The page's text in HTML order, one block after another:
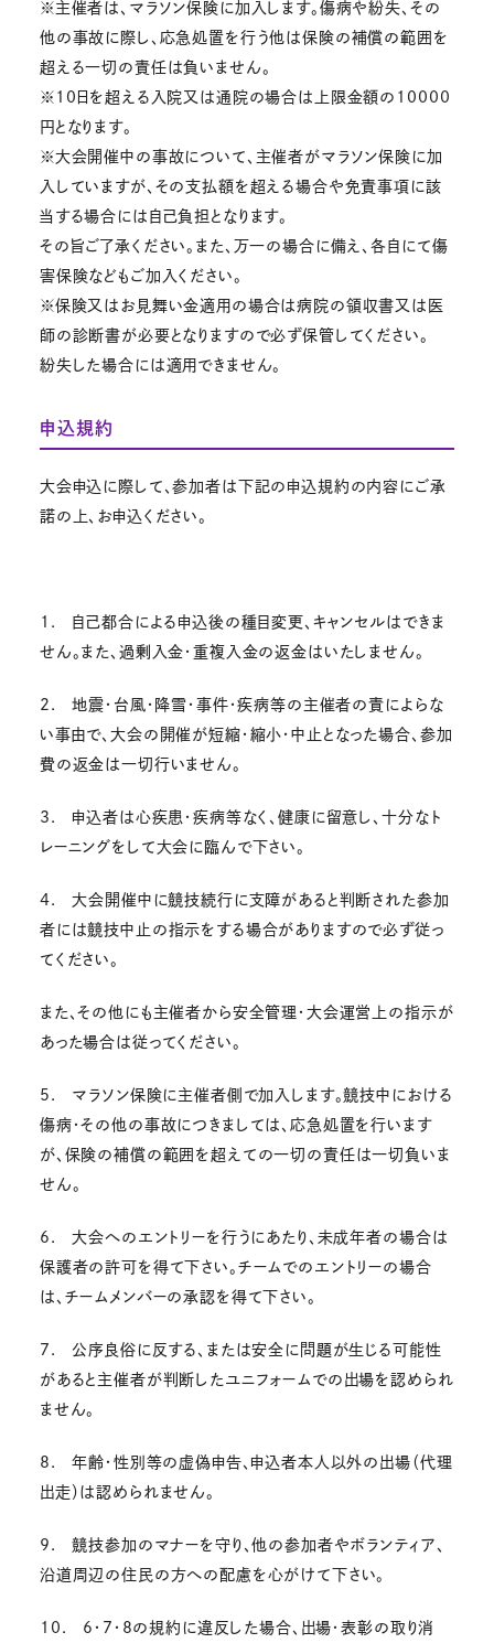
※主催者は、マラソン保険に加入します。傷病や紛失、その
他の事故に際し、応急処置を行う他は保険の補償の範囲を
超える一切の責任は負いません。
※10日を超える入院又は通院の場合は上限金額の10000
円となります。
※大会開催中の事故について、主催者がマラソン保険に加
入していますが、その支払額を超える場合や免責事項に該
当する場合には自己負担となります。
その旨ご了承ください。また、万一の場合に備え、各自にて傷
害保険などもご加入ください。
※保険又はお見舞い金適用の場合は病院の領収書又は医
師の診断書が必要となりますので必ず保管してください。
紛失した場合には適用できません。
申込規約
大会申込に際して、参加者は下記の申込規約の内容にご承
諾の上、お申込ください。
1. 自己都合による申込後の種目変更、キャンセルはできま
せん。また、過剰入金・重複入金の返金はいたしません。
2. 地震・台風・降雪・事件・疾病等の主催者の責によらな
い事由で、大会の開催が短縮・縮小・中止となった場合、参加
費の返金は一切行いません。
3. 申込者は心疾患・疾病等なく、健康に留意し、十分なト
レーニングをして大会に臨んで下さい。
4. 大会開催中に競技続行に支障があると判断された参加
者には競技中止の指示をする場合がありますので必ず従っ
てください。
また、その他にも主催者から安全管理・大会運営上の指示が
あった場合は従ってください。
5. マラソン保険に主催者側で加入します。競技中における
傷病・その他の事故につきましては、応急処置を行います
が、保険の補償の範囲を超えての一切の責任は一切負いま
せん。
6. 大会へのエントリーを行うにあたり、未成年者の場合は
保護者の許可を得て下さい。チームでのエントリーの場合
は、チームメンバーの承認を得て下さい。
7. 公序良俗に反する、または安全に問題が生じる可能性
があると主催者が判断したユニフォームでの出場を認められ
ません。
8. 年齢・性別等の虚偽申告、申込者本人以外の出場（代理
出走）は認められません。
9. 競技参加のマナーを守り、他の参加者やボランティア、
沿道周辺の住民の方への配慮を心がけて下さい。
10. 6・7・8の規約に違反した場合、出場・表彰の取り消